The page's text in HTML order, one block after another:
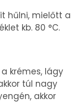
hűlni, mielőtt a
kb. 80 °C.
krémes, lágy
túl nagy
akkor